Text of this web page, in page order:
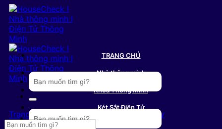
Bỏ
qua
nội
dung
Tìm
kiếm:
TRANG CHỦ
Nhà thông minh
Khoá Thông Minh
Két Sắt Điện Tử
Tìm
kiếm:
Trang chủ Két Sắt / Két Sắt Chống Cháy
Tìm